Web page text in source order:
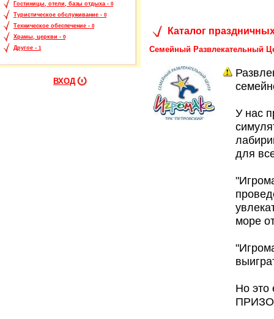
Гостиницы, отели, базы отдыха - 0
Туристическое обслуживание - 0
Техническое обеспечение - 0
Храмы, церкви - 0
Другое - 1
ВХОД
Каталог
Семейный Развлекательный
У нас
для
море
Но